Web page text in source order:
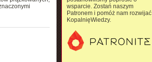
wsparcie. Zostań naszym
Patronem i pomóż nam rozwijać
KopalnięWiedzy.